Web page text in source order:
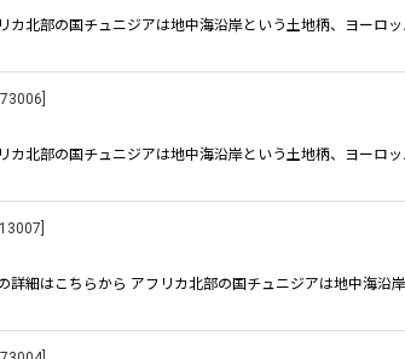
カ北部の国チュニジアは地中海沿岸という土地柄、ヨーロ
カ北部の国チュニジアは地中海沿岸という土地柄、ヨーロ
詳細はこちらから アフリカ北部の国チュニジアは地中海